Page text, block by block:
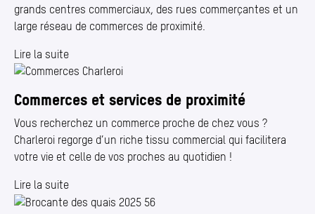
grands centres commerciaux, des rues commerçantes et un
large réseau de commerces de proximité.
Lire la suite
Commerces et services de proximité
Vous recherchez un commerce proche de chez vous ?
Charleroi regorge d’un riche tissu commercial qui facilitera
votre vie et celle de vos proches au quotidien !
Lire la suite